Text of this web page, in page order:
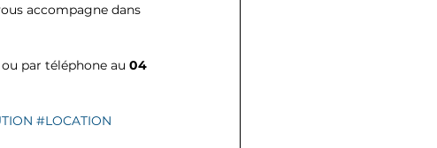
accompagne dans
par téléphone au 04
#LOCATION